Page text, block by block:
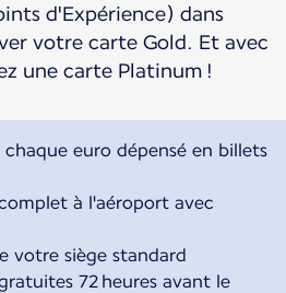
d'Expérience) dans
votre carte Gold. Et avec
une carte Platinum !
chaque euro dépensé en billets
à l'aéroport avec
votre siège standard
72 heures avant le